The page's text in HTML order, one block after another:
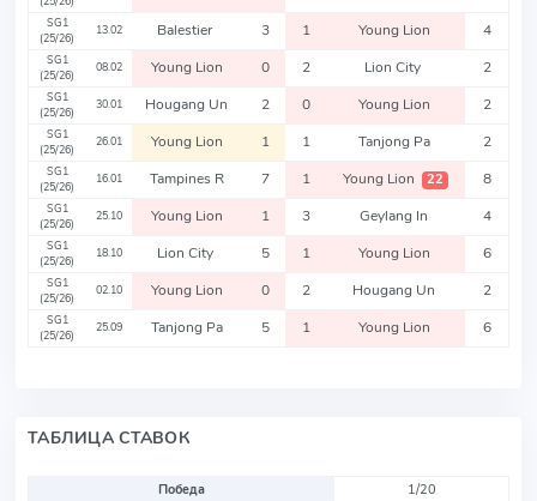
SG1
(25/26)
13.02 Balestier 3 1 Young Lion 4
SG1
(25/26)
08.02 Young Lion 0 2 Lion City 2
SG1
(25/26)
30.01 Hougang Un 2 0 Young Lion 2
SG1
(25/26)
26.01 Young Lion 1 1 Tanjong Pa 2
SG1
(25/26)
16.01 Tampines R 7 1 Young Lion 22 8
SG1
(25/26)
25.10 Young Lion 1 3 Geylang In 4
SG1
(25/26)
18.10 Lion City 5 1 Young Lion 6
SG1
(25/26)
02.10 Young Lion 0 2 Hougang Un 2
SG1
(25/26)
25.09 Tanjong Pa 5 1 Young Lion 6
ТАБЛИЦА СТАВОК
Победа
1/20